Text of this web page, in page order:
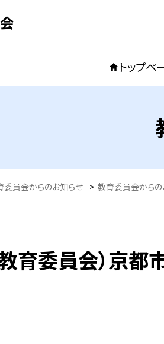
トップペ
委員会からのお知らせ > 教育委員会からの
育委員会）京